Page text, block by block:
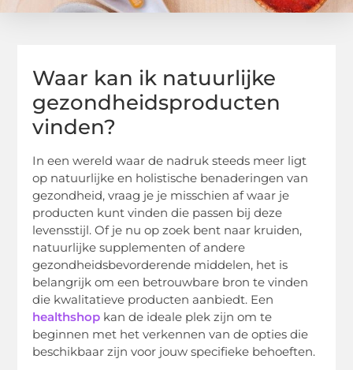
Waar kan ik natuurlijke
gezondheidsproducten
vinden?
In een wereld waar de nadruk steeds meer ligt
op natuurlijke en holistische benaderingen van
gezondheid, vraag je je misschien af waar je
producten kunt vinden die passen bij deze
levensstijl. Of je nu op zoek bent naar kruiden,
natuurlijke supplementen of andere
gezondheidsbevorderende middelen, het is
belangrijk om een betrouwbare bron te vinden
die kwalitatieve producten aanbiedt. Een
healthshop kan de ideale plek zijn om te
beginnen met het verkennen van de opties die
beschikbaar zijn voor jouw specifieke behoeften.